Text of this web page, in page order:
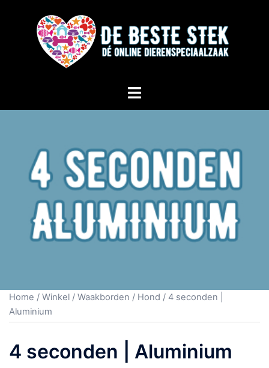
Home / Winkel / Waakborden / Hond / 4 seconden |
Aluminium
4 seconden | Aluminium